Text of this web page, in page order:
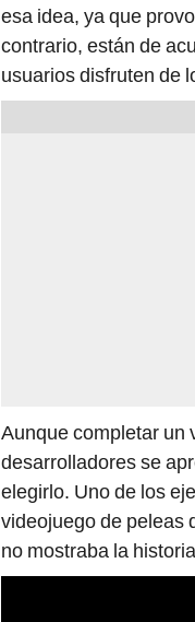
esa idea, ya que
contrario, están de
usuarios disfruten de
Aunque completar un
desarrolladores se
elegirlo. Uno de los
videojuego de peleas
no mostraba la